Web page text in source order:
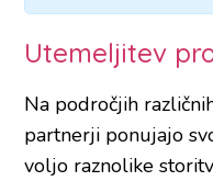
Utemeljitev
Na področjih
partnerji ponujajo
voljo raznolike